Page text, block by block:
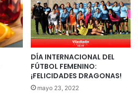
DÍA INTERNACIONAL DEL
FÚTBOL FEMENINO:
¡FELICIDADES DRAGONAS!
mayo 23, 2022